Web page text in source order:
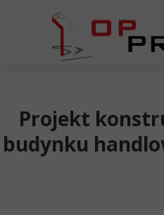
Projekt
budynku